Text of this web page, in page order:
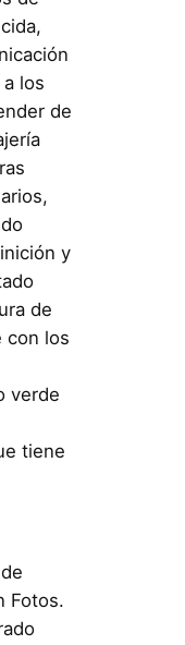
los
de
y
de
con los
verde
tiene
Fotos.